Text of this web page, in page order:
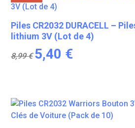
Piles CR2032 DURACELL –
lithium 3V (Lot de 4)
8,99€
Le
prix
5,40 €